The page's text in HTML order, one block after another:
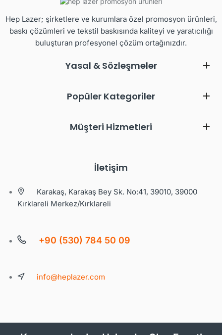
Hep Lazer; şirketlere ve kurumlara özel promosyon ürünleri,
baskı çözümleri ve tekstil baskısında kaliteyi ve yaratıcılığı
buluşturan profesyonel çözüm ortağınızdır.
Yasal & Sözleşmeler
Popüler Kategoriler
Müşteri Hizmetleri
İletişim
Karakaş, Karakaş Bey Sk. No:41, 39010, 39000
Kırklareli Merkez/Kırklareli
+90 (530) 784 50 09
info@heplazer.com